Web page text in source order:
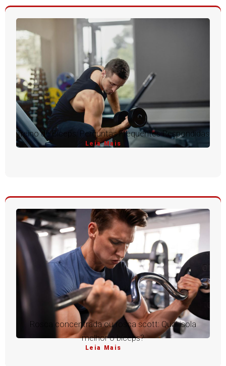
Treino de Bíceps: Perguntas Frequentes Respondidas
Leia Mais
Rosca concentrada ou rosca scott: Qual isola
melhor o bíceps?
Leia Mais